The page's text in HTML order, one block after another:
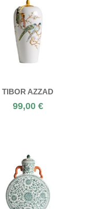
TIBOR AZZAD
99,00 €